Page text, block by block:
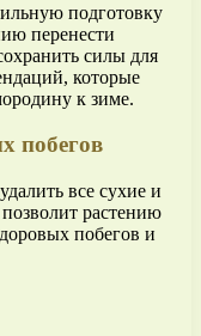
подготовку
перенести
силы для
которые
к зиме.
побегов
все сухие и
растению
побегов и